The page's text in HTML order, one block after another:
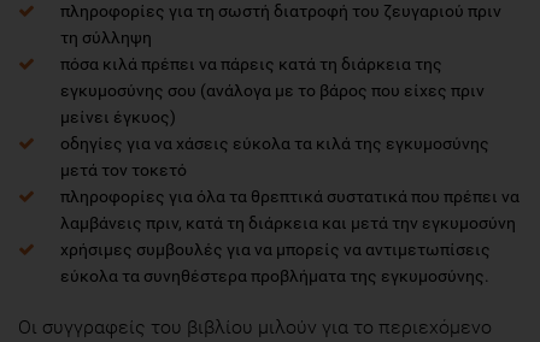
πληροφορίες για τη σωστή διατροφή του ζευγαριού πριν
τη σύλληψη
πόσα κιλά πρέπει να πάρεις κατά τη διάρκεια της
εγκυμοσύνης σου (ανάλογα με το βάρος που είχες πριν
μείνει έγκυος)
οδηγίες για να χάσεις εύκολα τα κιλά της εγκυμοσύνης
μετά τον τοκετό
πληροφορίες για όλα τα θρεπτικά συστατικά που πρέπει να
λαμβάνεις πριν, κατά τη διάρκεια και μετά την εγκυμοσύνη
χρήσιμες συμβουλές για να μπορείς να αντιμετωπίσεις
εύκολα τα συνηθέστερα προβλήματα της εγκυμοσύνης.
Οι συγγραφείς του βιβλίου μιλούν για το περιεχόμενο